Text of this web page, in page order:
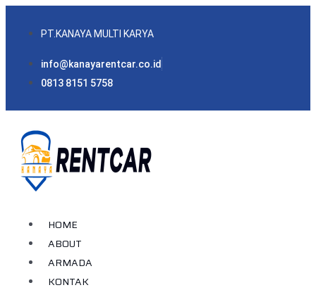
PT.KANAYA MULTI KARYA
info@kanayarentcar.co.id
0813 8151 5758
HOME
ABOUT
ARMADA
KONTAK